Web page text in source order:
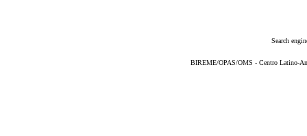
Search
BIREME/OPAS/OMS - Centro Latino-